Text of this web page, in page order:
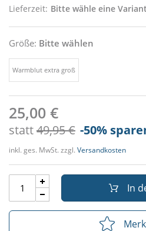
Lieferzeit: Bitte wähle eine
Größe: Bitte wählen
Warmblut extra groß
25,00 €
statt49,95 € -50%
inkl. ges. MwSt. zzgl. Versandkosten
In